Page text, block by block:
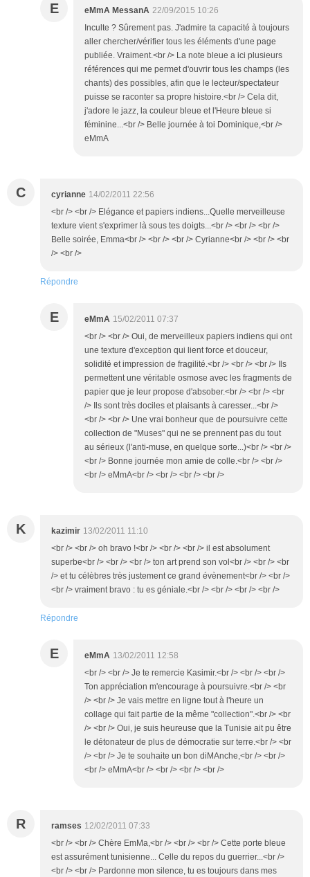
E eMmA MessanA 22/09/2015 10:26
Inculte ? Sûrement pas. J'admire ta capacité à toujours
aller chercher/vérifier tous les éléments d'une page
publiée. Vraiment.<br /> La note bleue a ici plusieurs
références qui me permet d'ouvrir tous les champs (les
chants) des possibles, afin que le lecteur/spectateur
puisse se raconter sa propre histoire.<br /> Cela dit,
j'adore le jazz, la couleur bleue et l'Heure bleue si
féminine...<br /> Belle journée à toi Dominique,<br />
eMmA
C cyrianne 14/02/2011 22:56
<br /> <br /> Elégance et papiers indiens...Quelle merveilleuse
texture vient s'exprimer là sous tes doigts...<br /> <br /> <br />
Belle soirée, Emma<br /> <br /> <br /> Cyrianne<br /> <br /> <br
/> <br />
Répondre
E eMmA 15/02/2011 07:37
<br /> <br /> Oui, de merveilleux papiers indiens qui ont
une texture d'exception qui lient force et douceur,
solidité et impression de fragilité.<br /> <br /> <br /> Ils
permettent une véritable osmose avec les fragments de
papier que je leur propose d'absober.<br /> <br /> <br
/> Ils sont très dociles et plaisants à caresser...<br />
<br /> <br /> Une vrai bonheur que de poursuivre cette
collection de "Muses" qui ne se prennent pas du tout
au sérieux (l'anti-muse, en quelque sorte...)<br /> <br />
<br /> Bonne journée mon amie de colle.<br /> <br />
<br /> eMmA<br /> <br /> <br /> <br />
K kazimir 13/02/2011 11:10
<br /> <br /> oh bravo !<br /> <br /> <br /> il est absolument
superbe<br /> <br /> <br /> ton art prend son vol<br /> <br /> <br
/> et tu célèbres très justement ce grand évènement<br /> <br />
<br /> vraiment bravo : tu es géniale.<br /> <br /> <br /> <br />
Répondre
E eMmA 13/02/2011 12:58
<br /> <br /> Je te remercie Kasimir.<br /> <br /> <br />
Ton appréciation m'encourage à poursuivre.<br /> <br
/> <br /> Je vais mettre en ligne tout à l'heure un
collage qui fait partie de la même "collection".<br /> <br
/> <br /> Oui, je suis heureuse que la Tunisie ait pu être
le détonateur de plus de démocratie sur terre.<br /> <br
/> <br /> Je te souhaite un bon diMAnche,<br /> <br />
<br /> eMmA<br /> <br /> <br /> <br />
R ramses 12/02/2011 07:33
<br /> <br /> Chère EmMa,<br /> <br /> <br /> Cette porte bleue
est assurément tunisienne... Celle du repos du guerrier...<br />
<br /> <br /> Pardonne mon silence, tu es toujours dans mes